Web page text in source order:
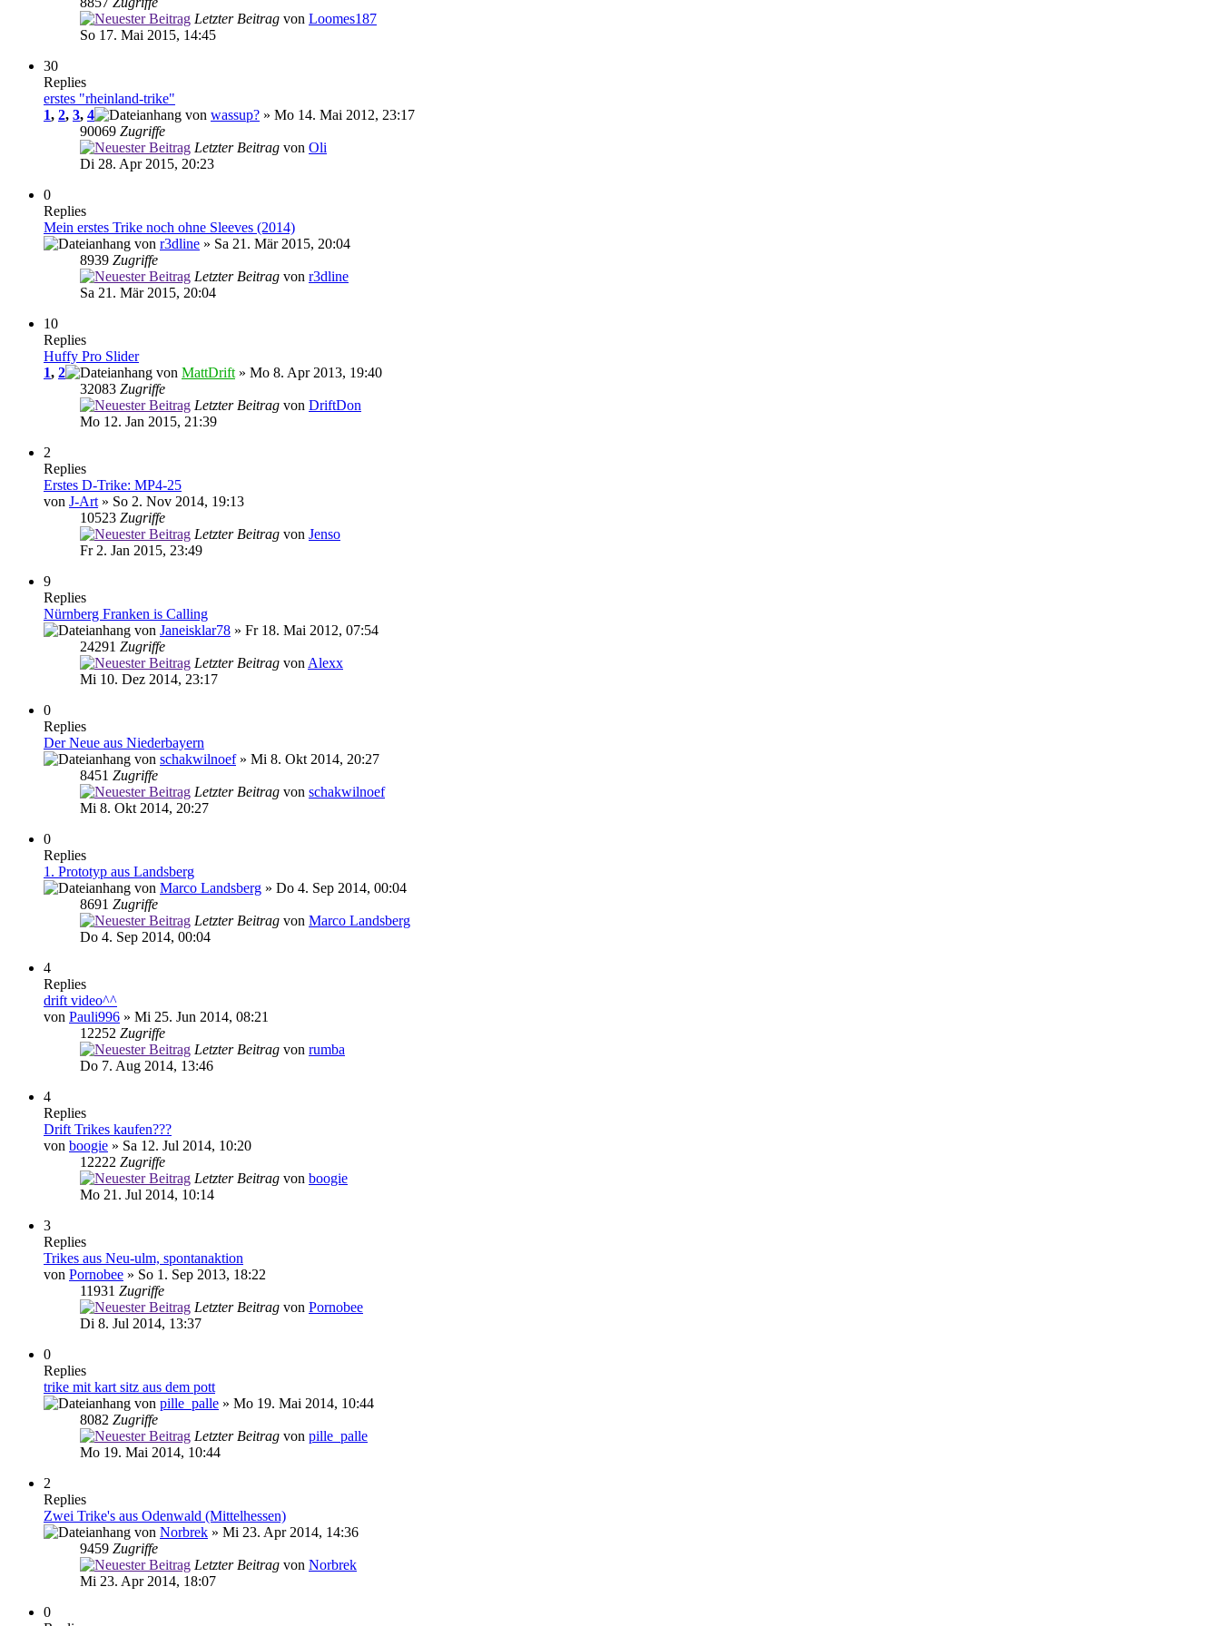
Letzter Beitrag von Loomes187
So 17. Mai 2015, 14:45
30
Replies
erstes "rheinland-trike"
1, 2, 3, 4 von wassup? » Mo 14. Mai 2012, 23:17
90069 Zugriffe
Letzter Beitrag von Oli
Di 28. Apr 2015, 20:23
0
Replies
Mein erstes Trike noch ohne Sleeves (2014)
von r3dline » Sa 21. Mär 2015, 20:04
8939 Zugriffe
Letzter Beitrag von r3dline
Sa 21. Mär 2015, 20:04
10
Replies
Huffy Pro Slider
1, 2 von MattDrift » Mo 8. Apr 2013, 19:40
32083 Zugriffe
Letzter Beitrag von DriftDon
Mo 12. Jan 2015, 21:39
2
Replies
Erstes D-Trike: MP4-25
von J-Art » So 2. Nov 2014, 19:13
10523 Zugriffe
Letzter Beitrag von Jenso
Fr 2. Jan 2015, 23:49
9
Replies
Nürnberg Franken is Calling
von Janeisklar78 » Fr 18. Mai 2012, 07:54
24291 Zugriffe
Letzter Beitrag von Alexx
Mi 10. Dez 2014, 23:17
0
Replies
Der Neue aus Niederbayern
von schakwilnoef» Mi 8. Okt 2014, 20:27
8451 Zugriffe
Letzter Beitrag von schakwilnoef
Mi 8. Okt 2014, 20:27
0
Replies
1. Prototyp aus Landsberg
von Marco Landsberg » Do 4. Sep 2014, 00:04
8691 Zugriffe
Letzter Beitrag von Marco Landsberg
Do 4. Sep 2014, 00:04
4
Replies
drift video^^
von Pauli996 » Mi 25. Jun 2014, 08:21
12252 Zugriffe
Letzter Beitrag von rumba
Do 7. Aug 2014, 13:46
4
Replies
Drift Trikes kaufen???
von boogie » Sa 12. Jul 2014, 10:20
12222 Zugriffe
Letzter Beitrag von boogie
Mo 21. Jul 2014, 10:14
3
Replies
Trikes aus Neu-ulm, spontanaktion
von Pornobee » So 1. Sep 2013, 18:22
11931 Zugriffe
Letzter Beitrag von Pornobee
Di 8. Jul 2014, 13:37
0
Replies
trike mit kart sitz aus dem pott
von pille_palle » Mo 19. Mai 2014, 10:44
8082 Zugriffe
Letzter Beitrag von pille_palle
Mo 19. Mai 2014, 10:44
2
Replies
Zwei Trike's aus Odenwald (Mittelhessen)
von Norbrek » Mi 23. Apr 2014, 14:36
9459 Zugriffe
Letzter Beitrag von Norbrek
Mi 23. Apr 2014, 18:07
0